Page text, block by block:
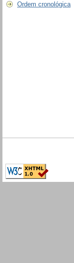
Ordem cronológica